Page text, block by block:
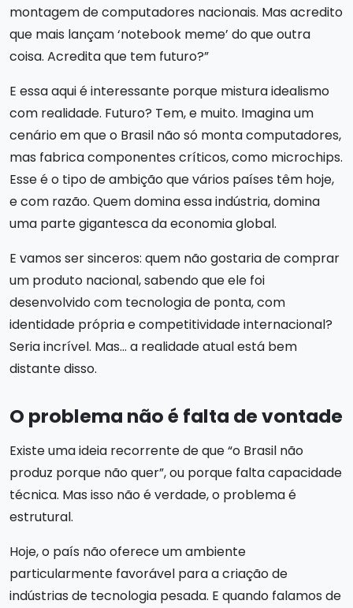
montagem de computadores nacionais. Mas acredito
que mais lançam ‘notebook meme’ do que outra
coisa. Acredita que tem futuro?”
E essa aqui é interessante porque mistura idealismo
com realidade. Futuro? Tem, e muito. Imagina um
cenário em que o Brasil não só monta computadores,
mas fabrica componentes críticos, como microchips.
Esse é o tipo de ambição que vários países têm hoje,
e com razão. Quem domina essa indústria, domina
uma parte gigantesca da economia global.
E vamos ser sinceros: quem não gostaria de comprar
um produto nacional, sabendo que ele foi
desenvolvido com tecnologia de ponta, com
identidade própria e competitividade internacional?
Seria incrível. Mas… a realidade atual está bem
distante disso.
O problema não é falta de vontade
Existe uma ideia recorrente de que “o Brasil não
produz porque não quer”, ou porque falta capacidade
técnica. Mas isso não é verdade, o problema é
estrutural.
Hoje, o país não oferece um ambiente
particularmente favorável para a criação de
indústrias de tecnologia pesada. E quando falamos de